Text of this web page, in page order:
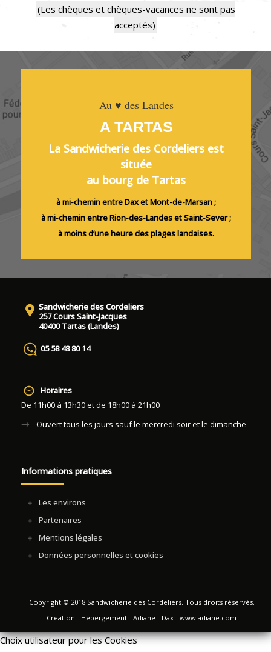
(Les chèques et chèques-vacances ne sont pas
acceptés)
Au ♥ des Landes
A TARTAS
La Sandwicherie des Cordeliers est
située
au bourg de Tartas
à mi-chemin entre Dax et Mont-de-Marsan ;
à mi-chemin entre Rion-des-Landes et Saint-Sever ;
à moins d’une heure des plages landaises.
Sandwicherie des Cordeliers
257 Cours Saint-Jacques
40400 Tartas (Landes)
05 58 48 80 14
Horaires
De 11h00 à 13h30 et de 18h00 à 21h00
Ouvert tous les jours sauf le mercredi soir et le dimanche
Informations pratiques
Les environs
Partenaires
Mentions légales
Données personnelles et cookies
Copyright © 2018 Sandwicherie des Cordeliers. Tous droits réservés.
Création - Hébergement - Adiane - Dax - www.adiane.com
Choix utilisateur pour les Cookies